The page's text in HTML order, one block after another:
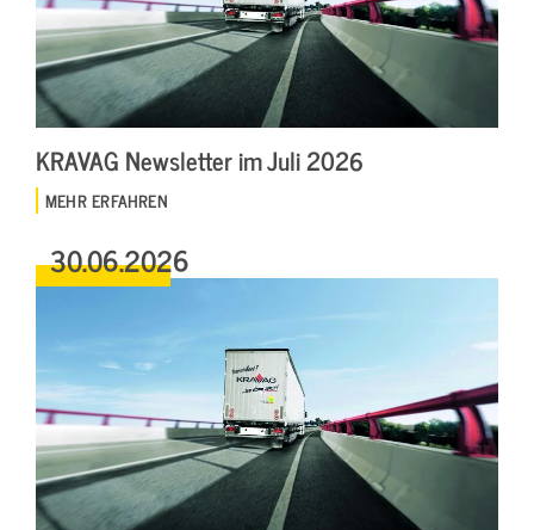
KRAVAG Newsletter im Juli 2026
MEHR ERFAHREN
30.06.2026